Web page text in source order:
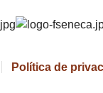
Política de